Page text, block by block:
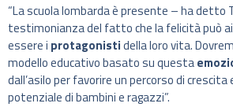
“La scuola lombarda è presente – ha detto
testimonianza del fatto che la felicità può
essere i protagonistidella loro vita.
modello educativo basato su questa
dall’asilo per favorire un percorso di crescita
potenziale di bambini e ragazzi”.